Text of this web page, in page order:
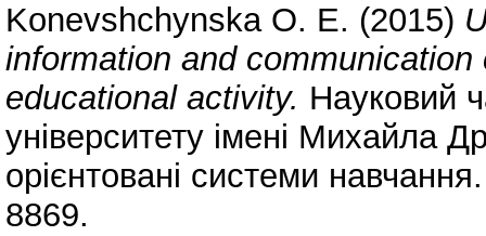
Konevshchynska O. E. (2015)
information and
educational activity. Науковий
університету імені Михайла
орієнтовані системи
8869.